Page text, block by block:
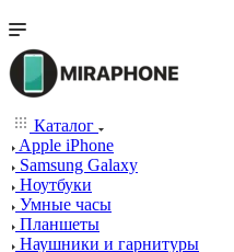
Каталог
Apple iPhone
Samsung Galaxy
Ноутбуки
Умные часы
Планшеты
Наушники и гарнитуры